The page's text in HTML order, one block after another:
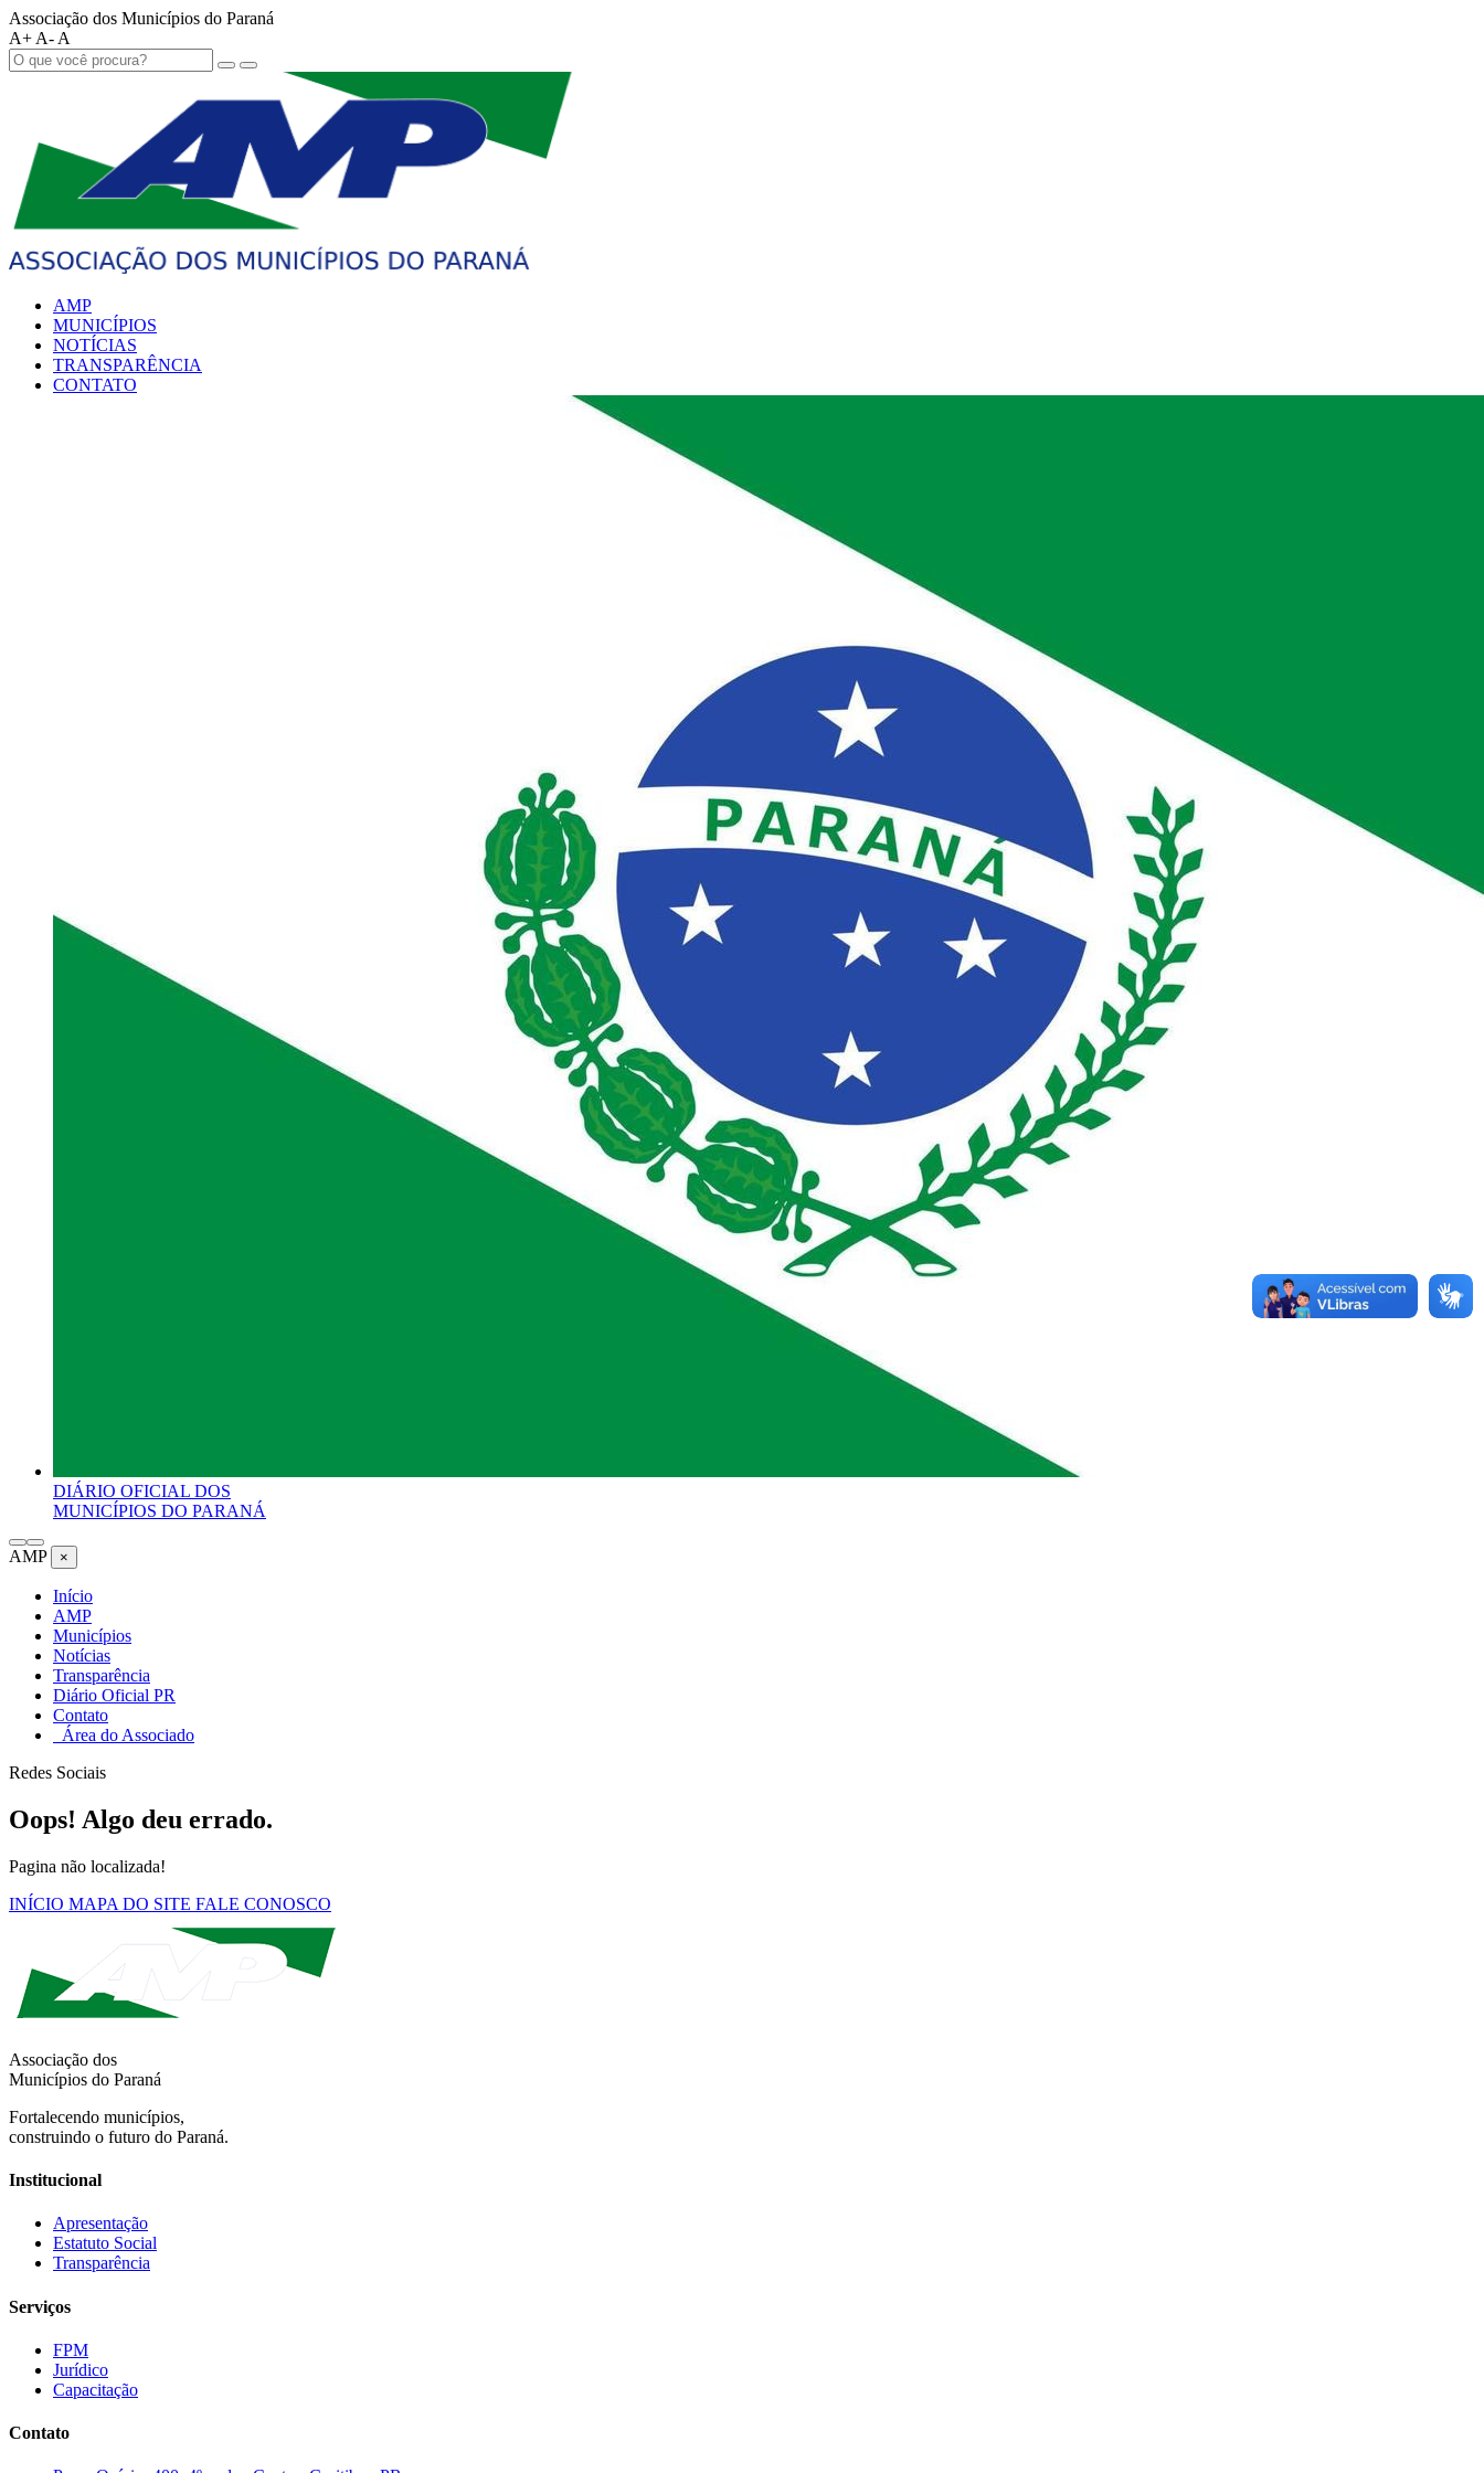
Associação dos Municípios do Paraná
A+ A- A
AMP
MUNICÍPIOS
NOTÍCIAS
TRANSPARÊNCIA
CONTATO
DIÁRIO OFICIAL DOS
MUNICÍPIOS DO PARANÁ
AMP ×
Início
AMP
Municípios
Notícias
Transparência
Diário Oficial PR
Contato
Área do Associado
Redes Sociais
Oops! Algo deu errado.
Pagina não localizada!
INÍCIO MAPA DO SITE FALE CONOSCO
Associação dos
Municípios do Paraná
Fortalecendo municípios,
construindo o futuro do Paraná.
Institucional
Apresentação
Estatuto Social
Transparência
Serviços
FPM
Jurídico
Capacitação
Contato